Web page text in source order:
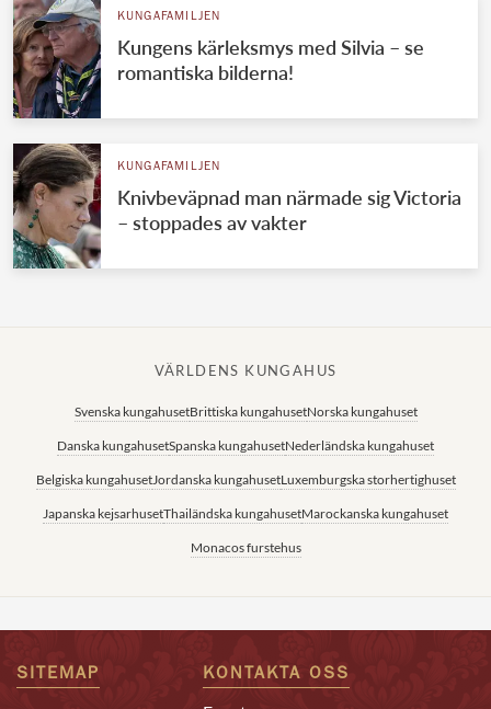
KUNGAFAMILJEN
Kungens kärleksmys med Silvia – se
romantiska bilderna!
KUNGAFAMILJEN
Knivbeväpnad man närmade sig Victoria
– stoppades av vakter
VÄRLDENS KUNGAHUS
Svenska kungahusetBrittiska kungahusetNorska kungahuset
Danska kungahusetSpanska kungahusetNederländska kungahuset
Belgiska kungahusetJordanska kungahusetLuxemburgska storhertighuset
Japanska kejsarhusetThailändska kungahusetMarockanska kungahuset
Monacos furstehus
SITEMAP KONTAKTA OSS